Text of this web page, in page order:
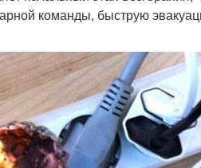
команды, быструю